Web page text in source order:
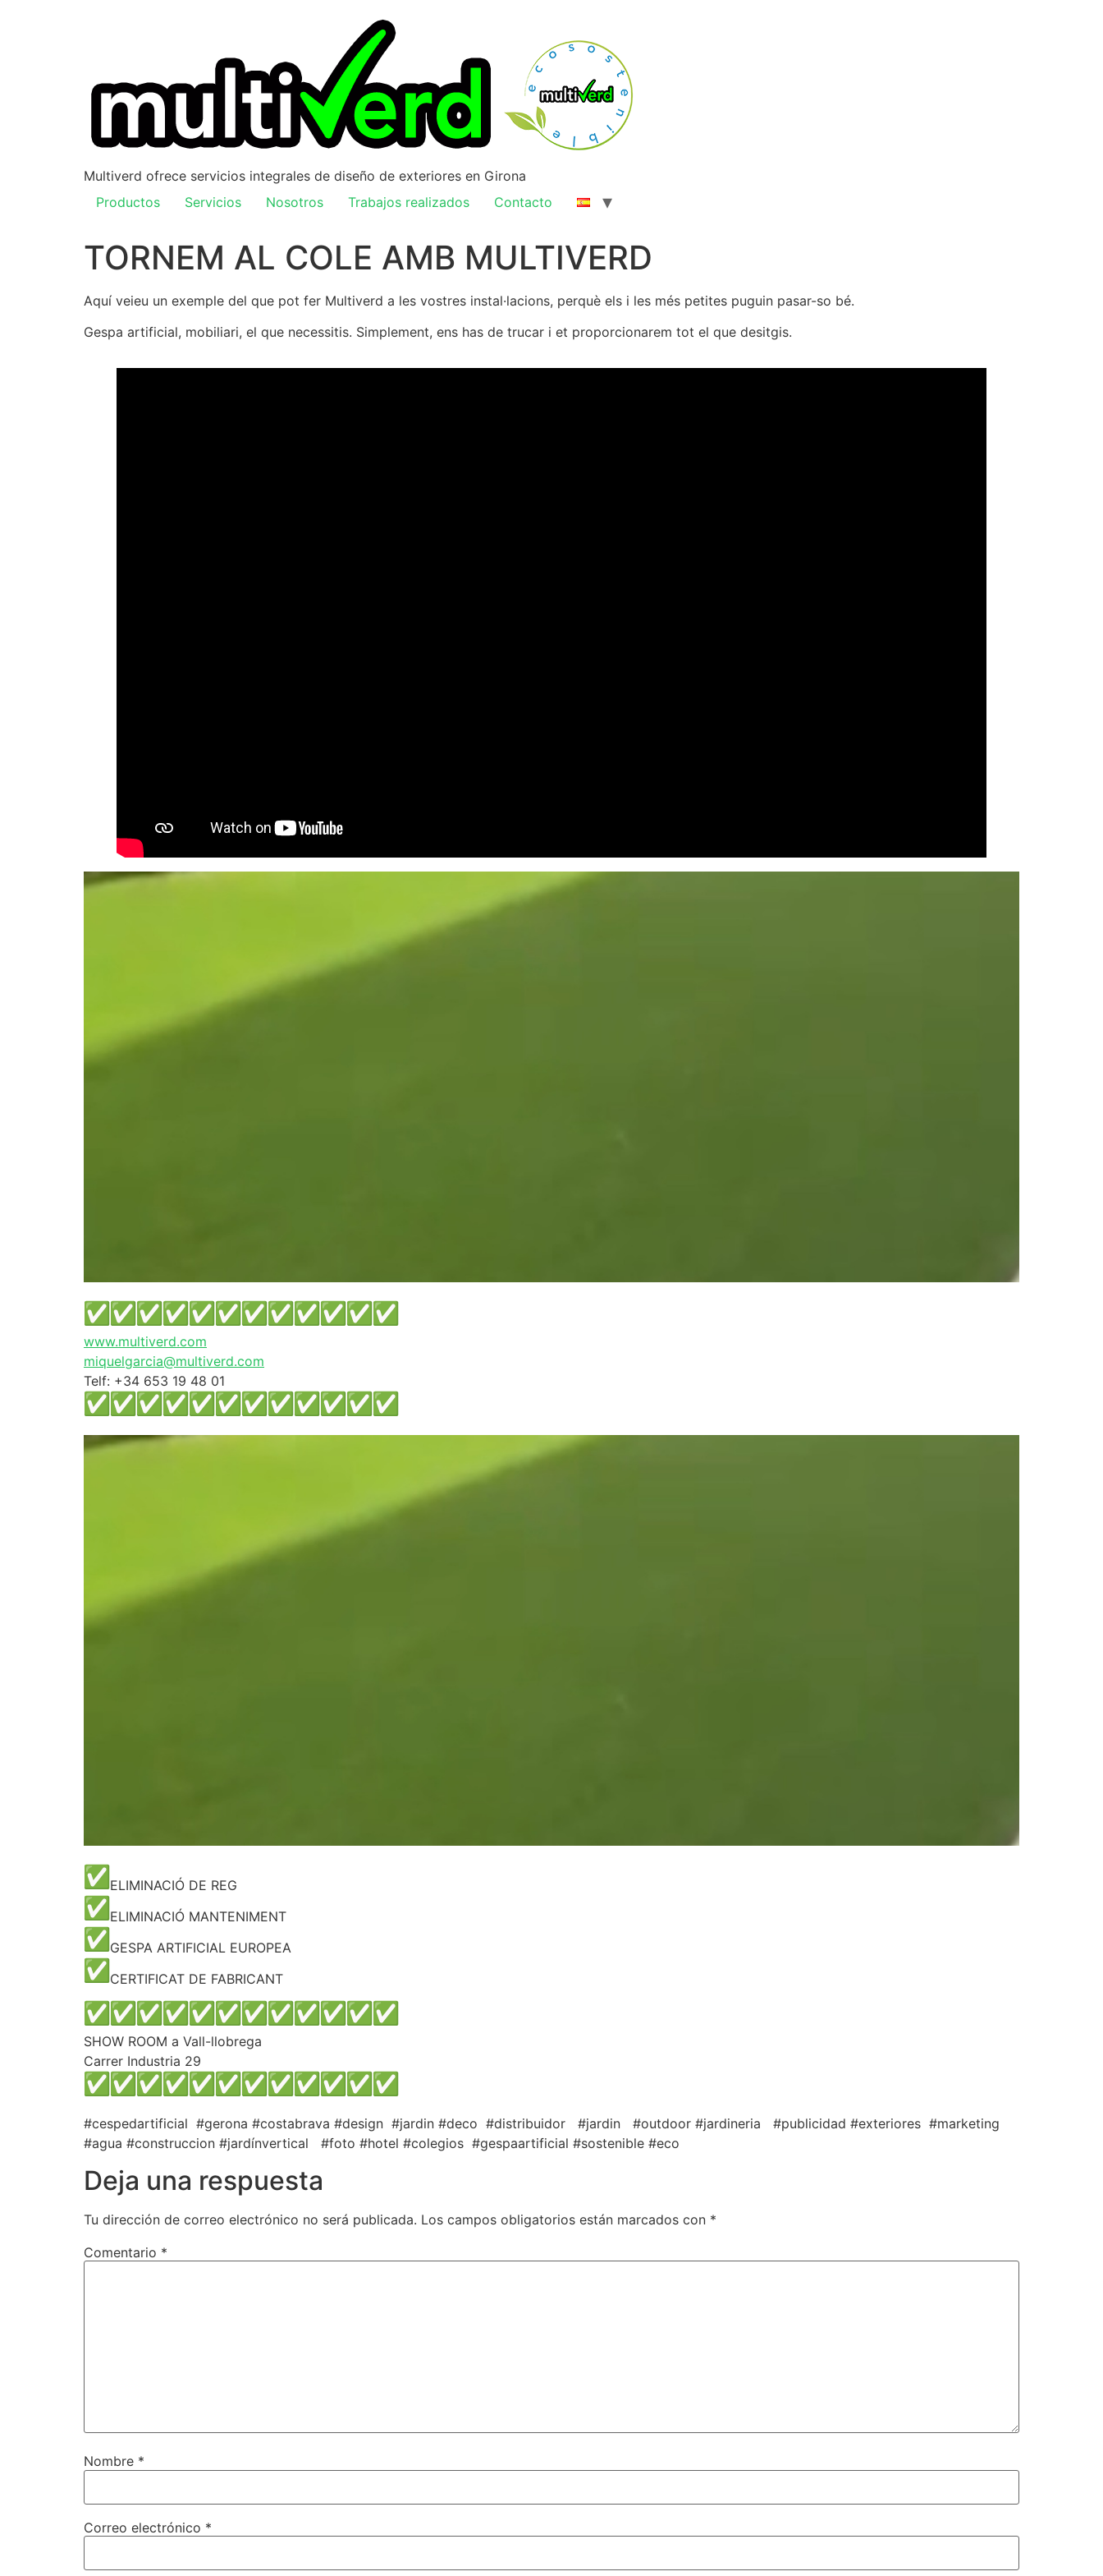
Multiverd ofrece servicios integrales de diseño de exteriores en Girona
Productos
Servicios Nosotros Trabajos realizados Contacto
TORNEM AL COLE AMB MULTIVERD
Aquí veieu un exemple del que pot fer Multiverd a les vostres instal·lacions, perquè els i les més petites puguin pasar-so bé.
Gespa artificial, mobiliari, el que necessitis. Simplement, ens has de trucar i et proporcionarem tot el que desitgis.
www.multiverd.com
miquelgarcia@multiverd.com
Telf: +34 653 19 48 01
ELIMINACIÓ DE REG
ELIMINACIÓ MANTENIMENT
GESPA ARTIFICIAL EUROPEA
CERTIFICAT DE FABRICANT
SHOW ROOM a Vall-llobrega
Carrer Industria 29
#cespedartificial #gerona #costabrava #design #jardin #deco #distribuidor #jardin #outdoor #jardineria #publicidad #exteriores #marketing
#agua #construccion #jardínvertical #foto #hotel #colegios #gespaartificial #sostenible #eco
Deja una respuesta
Tu dirección de correo electrónico no será publicada. Los campos obligatorios están marcados con *
Comentario *
Nombre *
Correo electrónico *